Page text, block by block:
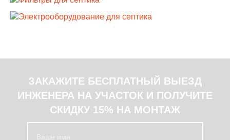
ЗАКАЖИТЕ БЕСПЛАТНЫЙ ВЫЕЗД
ИНЖЕНЕРА НА УЧАСТОК И ПОЛУЧИТЕ
СКИДКУ 15% НА МОНТАЖ